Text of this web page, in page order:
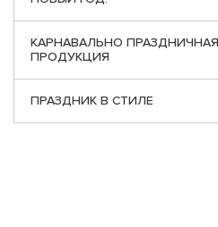
КАРНАВАЛЬНО ПРАЗДНИЧНАЯ
ПРОДУКЦИЯ
ПРАЗДНИК В СТИЛЕ